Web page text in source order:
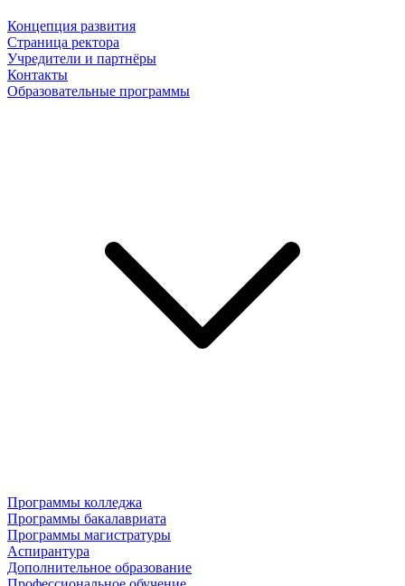
Концепция развития
Страница ректора
Учредители и партнёры
Контакты
Образовательные программы
Программы колледжа
Программы бакалавриата
Программы магистратуры
Аспирантура
Дополнительное образование